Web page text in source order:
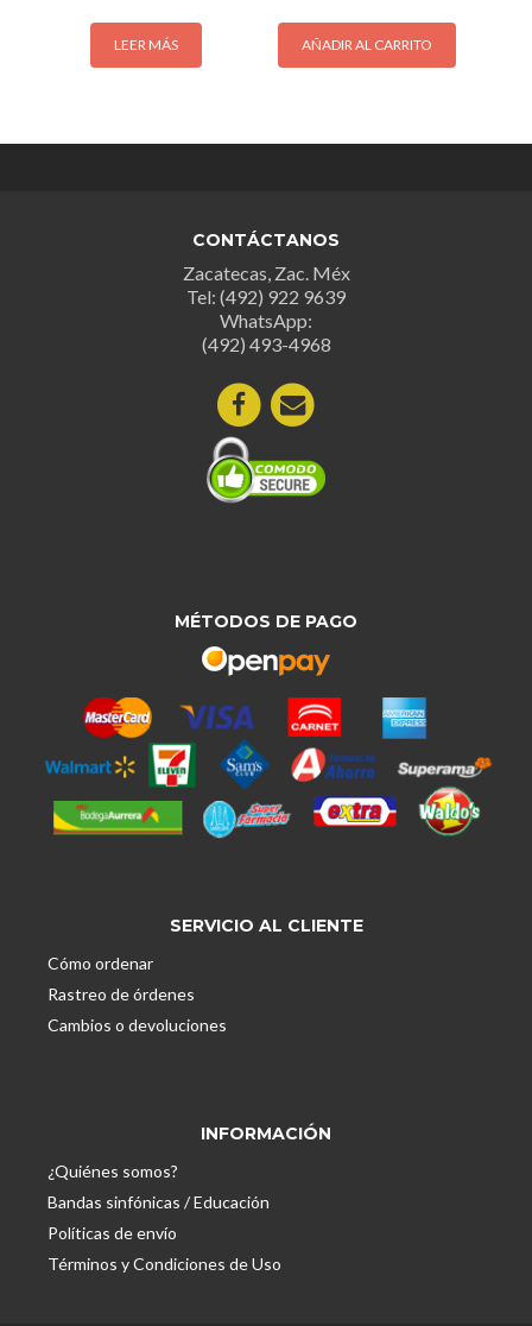
LEER MÁS AÑADIR AL CARRITO
CONTÁCTANOS
Zacatecas, Zac. Méx
Tel: (492) 922 9639
WhatsApp:
(492) 493-4968
MÉTODOS DE PAGO
SERVICIO AL CLIENTE
Cómo ordenar
Rastreo de órdenes
Cambios o devoluciones
INFORMACIÓN
¿Quiénes somos?
Bandas sinfónicas / Educación
Políticas de envío
Términos y Condiciones de Uso